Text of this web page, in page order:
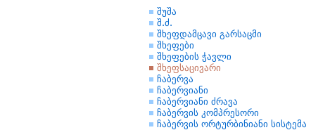
შუშა
შ.ძ.
შხეფდამცავი გარსაცმი
შხეფები
შხეფების ჭავლი
შხეფსაცივარი
ჩაბერვა
ჩაბერვიანი
ჩაბერვიანი ძრავა
ჩაბერვის კომპრესორი
ჩაბერვის ორტურბინიანი სისტემა